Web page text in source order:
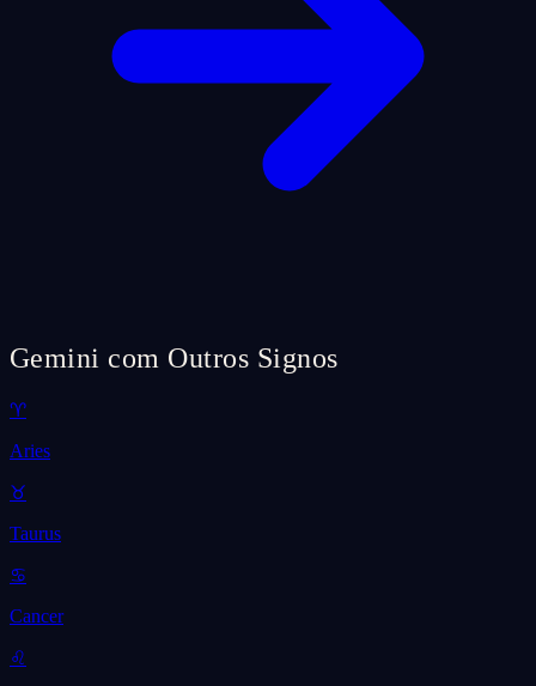
Gemini com Outros Signos
♈
Aries
♉
Taurus
♋
Cancer
♌